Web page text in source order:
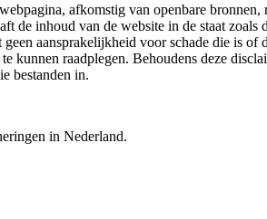
afkomstig van openbare
de inhoud van de website in de staat
geen aansprakelijkheid voor schade die
kunnen raadplegen. Behoudens deze
bestanden in.
in Nederland.